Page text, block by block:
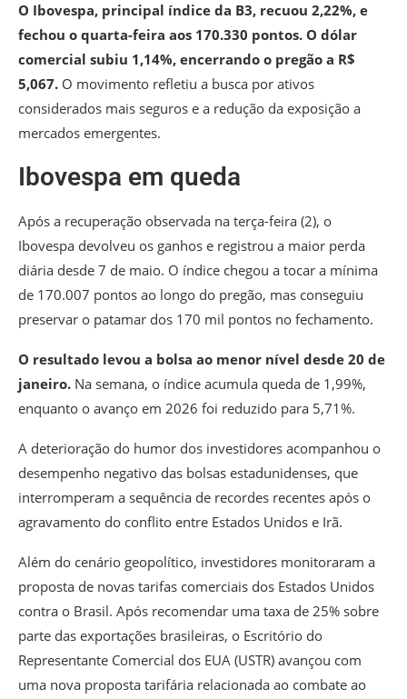
O Ibovespa, principal índice da B3, recuou 2,22%, e
fechou o quarta-feira aos 170.330 pontos. O dólar
comercial subiu 1,14%, encerrando o pregão a R$
5,067. O movimento refletiu a busca por ativos
considerados mais seguros e a redução da exposição a
mercados emergentes.
Ibovespa em queda
Após a recuperação observada na terça-feira (2), o
Ibovespa devolveu os ganhos e registrou a maior perda
diária desde 7 de maio. O índice chegou a tocar a mínima
de 170.007 pontos ao longo do pregão, mas conseguiu
preservar o patamar dos 170 mil pontos no fechamento.
O resultado levou a bolsa ao menor nível desde 20 de
janeiro. Na semana, o índice acumula queda de 1,99%,
enquanto o avanço em 2026 foi reduzido para 5,71%.
A deterioração do humor dos investidores acompanhou o
desempenho negativo das bolsas estadunidenses, que
interromperam a sequência de recordes recentes após o
agravamento do conflito entre Estados Unidos e Irã.
Além do cenário geopolítico, investidores monitoraram a
proposta de novas tarifas comerciais dos Estados Unidos
contra o Brasil. Após recomendar uma taxa de 25% sobre
parte das exportações brasileiras, o Escritório do
Representante Comercial dos EUA (USTR) avançou com
uma nova proposta tarifária relacionada ao combate ao